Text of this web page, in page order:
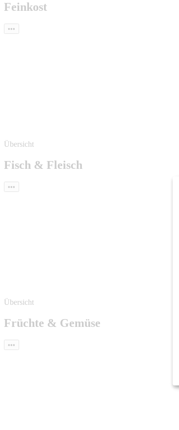
Feinkost
•••
Übersicht
Fisch & Fleisch
•••
Übersicht
Früchte & Gemüse
•••